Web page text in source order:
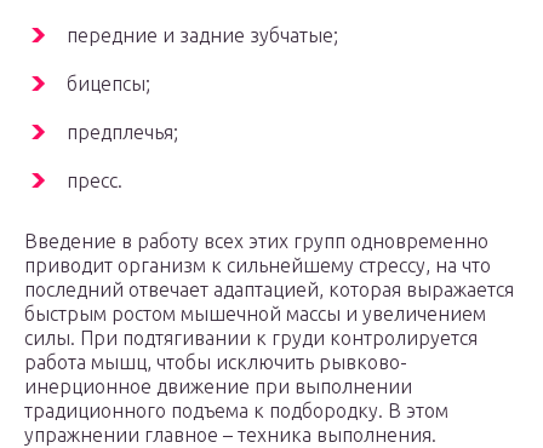
передние и задние зубчатые;
бицепсы;
предплечья;
пресс.
Введение в работу всех этих групп одновременно
приводит организм к сильнейшему стрессу, на что
последний отвечает адаптацией, которая выражается
быстрым ростом мышечной массы и увеличением
силы. При подтягивании к груди контролируется
работа мышц, чтобы исключить рывково-
инерционное движение при выполнении
традиционного подъема к подбородку. В этом
упражнении главное – техника выполнения.